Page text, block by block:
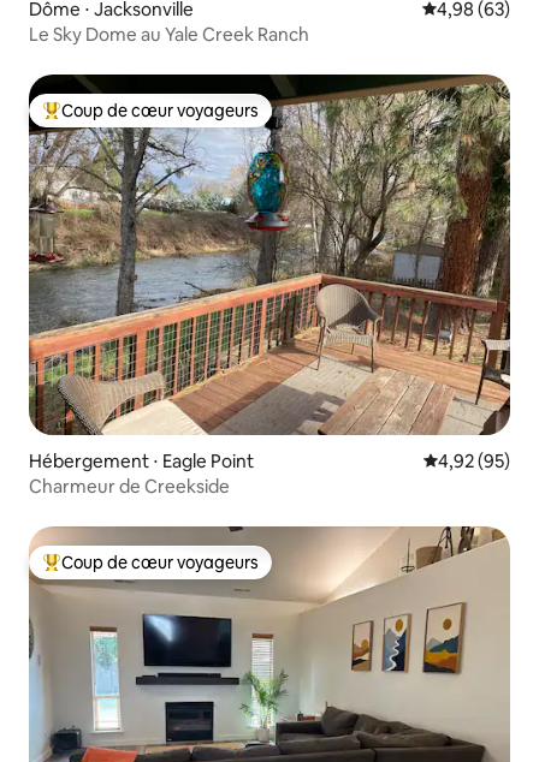
Dôme ⋅ Jacksonville Évaluation
4,98 (63)
Le Sky Dome au Yale Creek Ranch
Coups de cœur voyageurs les plus appréciés
Coup de cœur voyageurs
Hébergement ⋅ Eagle Point Évaluation
4,92 (95)
Charmeur de Creekside
Coups de cœur voyageurs les plus appréciés
Coup de cœur voyageurs